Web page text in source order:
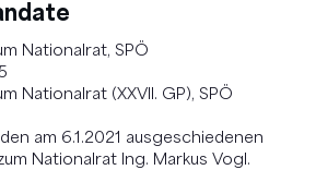
Nationalrat, SPÖ
Nationalrat (XXVII. GP), SPÖ
am 6.1.2021 ausgeschiedenen
Nationalrat Ing. Markus Vogl.